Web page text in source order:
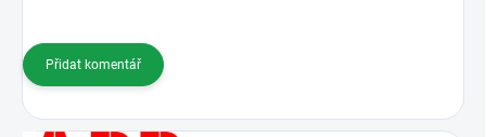
Přidat komentář